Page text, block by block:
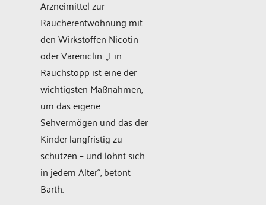
Arzneimittel zur
Raucherentwöhnung mit
den Wirkstoffen Nicotin
oder Vareniclin. „Ein
Rauchstopp ist eine der
wichtigsten Maßnahmen,
um das eigene
Sehvermögen und das der
Kinder langfristig zu
schützen – und lohnt sich
in jedem Alter“, betont
Barth.